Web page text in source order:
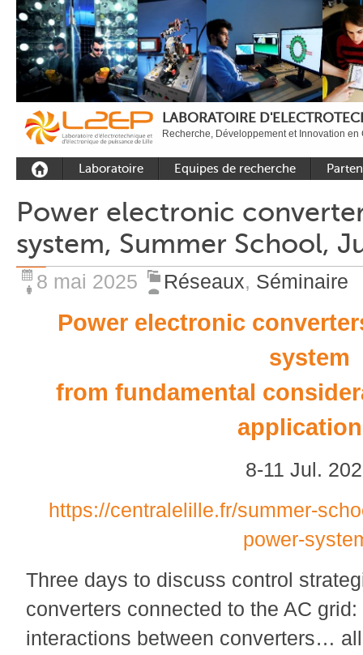
LABORATOIRE
Recherche, Développement et Innovation en
Laboratoire
Outils et moyens
expérimentaux
Plateformes
Rayonnement
Publications
Equipes de recherche
Equipe Electronique de
Méthodes Numériques
Power electronic
system, Summer School,
8 mai 2025 Réseaux, Séminaire
Power electronic
system
from fundamental
8-11 Jul.
https://centralelille.fr/summer-
power-
Three days to discuss control
converters connected to the AC
interactions between converters…